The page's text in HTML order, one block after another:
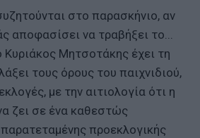
στο παρασκήνιο, αν
αποφασίσει να τραβήξει το...
Κυριάκος Μητσοτάκης έχει τη
τους όρους του παιχνιδιού,
με την αιτιολογία ότι η
ζει σε ένα καθεστώς
προεκλογικής